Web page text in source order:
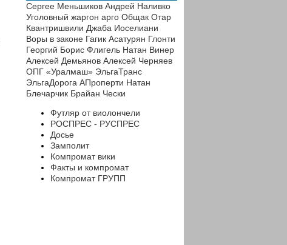
Сергее Меньшиков Андрей Наливко
Уголовный жаргон арго Общак Отар
Квантришвили Джаба Иоселиани
Воры в законе Гагик Асатурян Глонти
Георгий Борис Флигель Натан Винер
Алексей Демьянов Алексей Черняев
ОПГ «Уралмаш» ЭльгаТранс
ЭльгаДорога АПроперти Натан
Блечарчик Брайан Чески
Футляр от виолончели
РОСПРЕС - РУСПРЕС
Досье
Замполит
Компромат вики
Факты и компромат
Компромат ГРУПП